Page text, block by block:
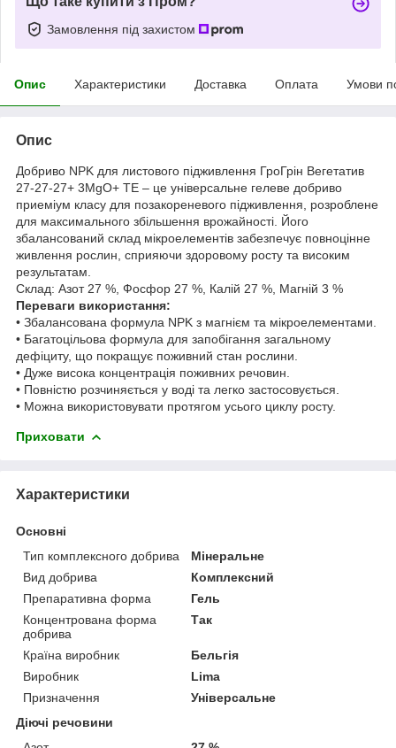
Замовлення під захистом
Опис Характеристики Доставка Оплата Умови
Опис
Добриво NPK для листового підживлення ГроГрін Вегетатив
27-27-27+ 3MgO+ TE – це універсальне гелеве добриво
приеміум класу для позакореневого підживлення, розроблене
для максимального збільшення врожайності. Його
збалансований склад мікроелементів забезпечує повноцінне
живлення рослин, сприяючи здоровому росту та високим
результатам.
Склад: Азот 27 %, Фосфор 27 %, Калій 27 %, Магній 3 %
Переваги використання:
• Збалансована формула NPK з магнієм та мікроелементами.
• Багатоцільова формула для запобігання загальному
дефіциту, що покращує поживний стан рослини.
• Дуже висока концентрація поживних речовин.
• Повністю розчиняється у воді та легко застосовується.
• Можна використовувати протягом усього циклу росту.
Приховати
Характеристики
Основні
Тип комплексного добрива
Мінеральне
Вид добрива
Комплексний
Препаративна форма
Гель
Концентрована форма
добрива
Так
Країна виробник
Бельгія
Виробник
Lima
Призначення
Універсальне
Діючі речовини